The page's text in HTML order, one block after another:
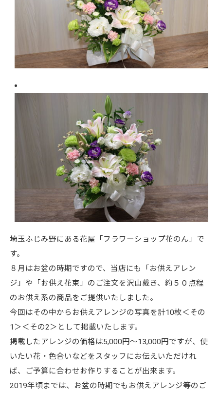
埼玉ふじみ野にある花屋「フラワーショップ花のん」で
す。
８月はお盆の時期ですので、当店にも「お供えアレン
ジ」や「お供え花束」のご注文を沢山戴き、約５０点程
のお供え系の商品をご提供いたしました。
今回はその中からお供えアレンジの写真を計10枚＜その
1＞＜その2＞として掲載いたします。
掲載したアレンジの価格は5,000円～13,000円ですが、使
いたい花・色合いなどをスタッフにお伝えいただけれ
ば、ご予算に合わせお作りすることが出来ます。
2019年頃までは、お盆の時期でもお供えアレンジ等のご